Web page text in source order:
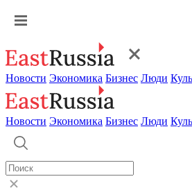
Новости Экономика Бизнес Люди
Новости Экономика Бизнес Люди